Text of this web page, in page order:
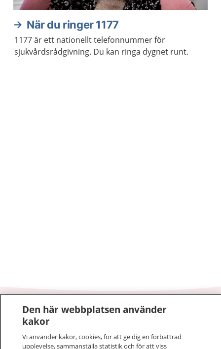
När du ringer 1177
1177 är ett nationellt telefonnummer för
sjukvårdsrådgivning. Du kan ringa dygnet runt.
1177–tryggt om din hälsa och vård
På 1177.se får du råd om hälsa och information om
Den här webbplatsen använder
kakor
Vi använder kakor, cookies, för att ge dig en förbättrad
upplevelse, sammanställa statistik och för att viss